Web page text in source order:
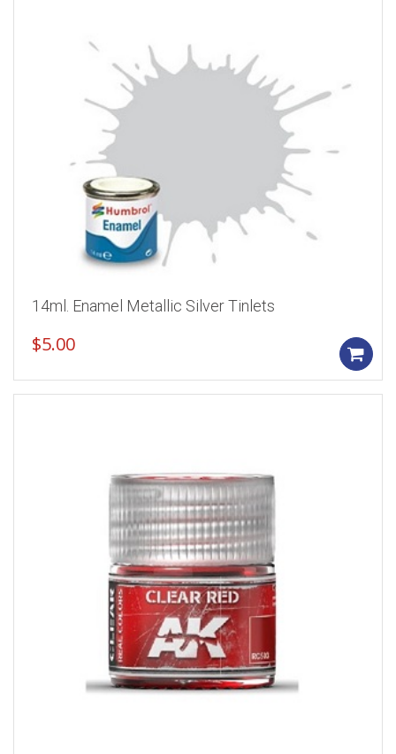
14ml. Enamel Metallic Silver Tinlets
$5.00